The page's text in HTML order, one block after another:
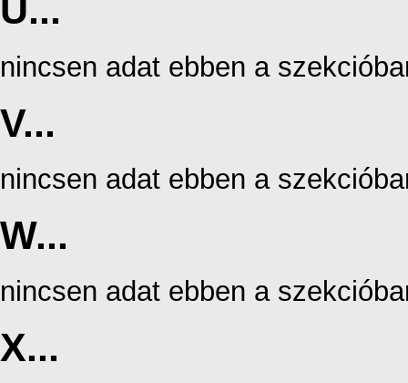
U...
nincsen adat ebben a
V...
nincsen adat ebben a
W...
nincsen adat ebben a
X...